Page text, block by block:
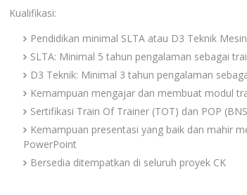
Kualifikasi:
Pendidikan minimal SLTA atau D3 Teknik Mesin
SLTA: Minimal 5 tahun pengalaman sebagai
D3 Teknik: Minimal 3 tahun pengalaman
Kemampuan mengajar dan membuat modul
Sertifikasi Train Of Trainer (TOT) dan POP
Kemampuan presentasi yang baik dan mahir
PowerPoint
Bersedia ditempatkan di seluruh proyek CK